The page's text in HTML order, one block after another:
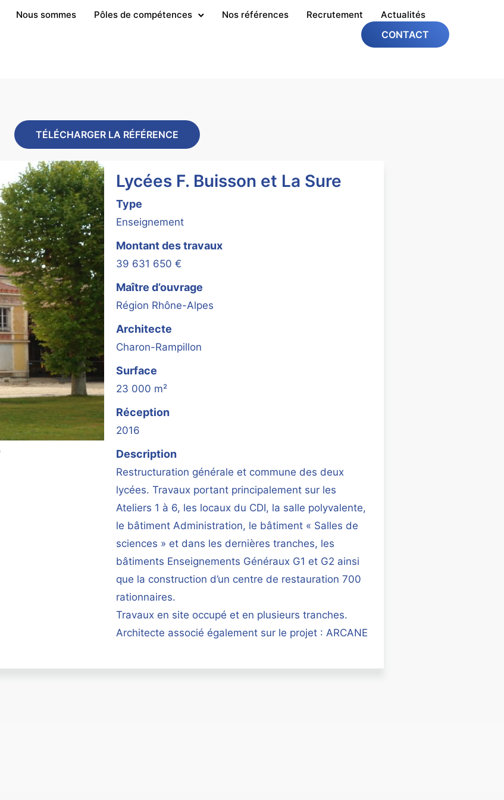
Nous sommes Pôles de compétences Nos références Recrutement Actualités
CONTACT
TÉLÉCHARGER LA RÉFÉRENCE
Lycées F. Buisson et La Sure
Type
Enseignement
Montant des travaux
39 631 650 €
Maître d’ouvrage
Région Rhône-Alpes
Architecte
Charon-Rampillon
Surface
23 000 m²
Réception
2016
Description
Restructuration générale et commune des deux
lycées. Travaux portant principalement sur les
Ateliers 1 à 6, les locaux du CDI, la salle polyvalente,
le bâtiment Administration, le bâtiment « Salles de
sciences » et dans les dernières tranches, les
bâtiments Enseignements Généraux G1 et G2 ainsi
que la construction d’un centre de restauration 700
rationnaires.
Travaux en site occupé et en plusieurs tranches.
Architecte associé également sur le projet : ARCANE